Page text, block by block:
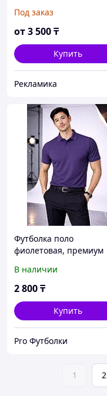
Под заказ
от3 500₸
Купить
Рекламика
Футболка поло
фиолетовая, премиум
В наличии
2 800₸
Купить
Pro Футболки
1 2